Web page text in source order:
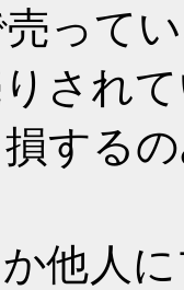
売って
りされ
損する
か他人